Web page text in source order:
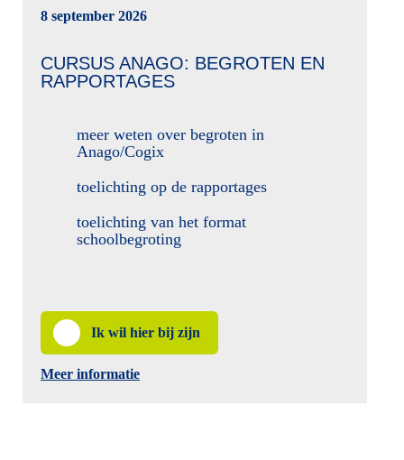
8 september 2026
CURSUS ANAGO: BEGROTEN EN
RAPPORTAGES
meer weten over begroten in
Anago/Cogix
toelichting op de rapportages
toelichting van het format
schoolbegroting
Ik wil hier bij zijn
Meer informatie